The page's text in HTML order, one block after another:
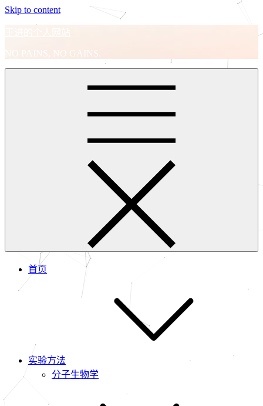
Skip to content
王进的个人网站
NO PAINS, NO GAINS.
首页
实验方法
分子生物学